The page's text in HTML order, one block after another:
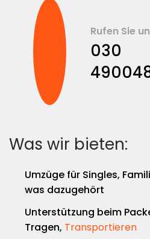
Rufen Sie
030
Was wir bieten:
Umzüge für Singles,
was dazugehört
Unterstützung beim
Tragen, Transportieren